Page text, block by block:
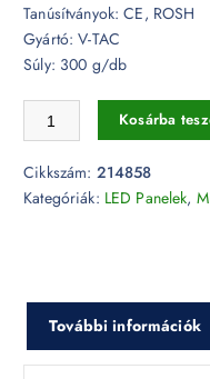
Tanúsítványok: CE, ROSH
Gyártó: V-TAC
Súly: 300 g/db
12W Kör Premium LED
Kosárba
Cikkszám: 214858
Kategóriák: LED Panelek,
További információk